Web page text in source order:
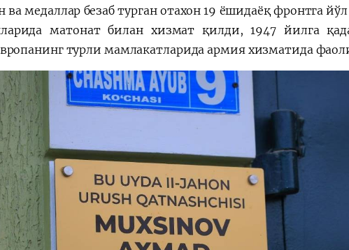
ва медаллар безаб турган отахон 19 ёшидаёқ фронтга
матонат билан хизмат қилди, 1947 йилга
турли мамлакатларида армия хизматида